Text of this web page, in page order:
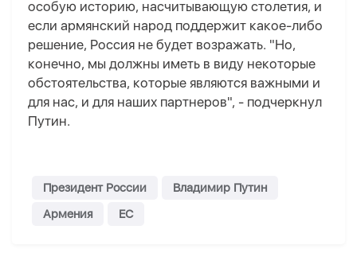
особую историю, насчитывающую столетия, и
если армянский народ поддержит какое-либо
решение, Россия не будет возражать. "Но,
конечно, мы должны иметь в виду некоторые
обстоятельства, которые являются важными и
для нас, и для наших партнеров", - подчеркнул
Путин.
Президент России
Владимир Путин
Армения
ЕС